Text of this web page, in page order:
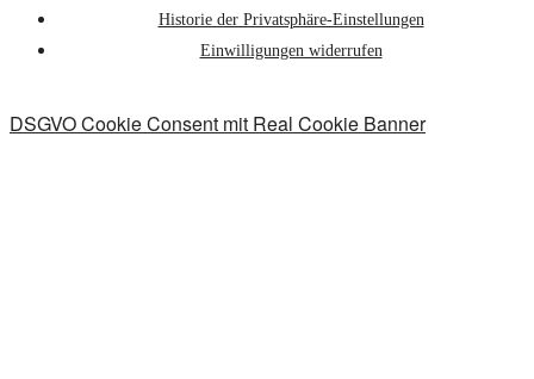
Historie der Privatsphäre-Einstellungen
Einwilligungen widerrufen
DSGVO Cookie Consent mit Real Cookie Banner